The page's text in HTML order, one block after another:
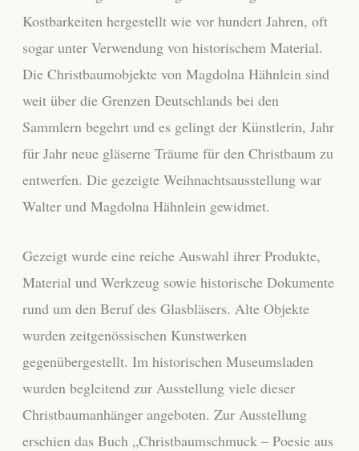
Kostbarkeiten hergestellt wie vor hundert Jahren, oft
sogar unter Verwendung von historischem Material.
Die Christbaumobjekte von Magdolna Hähnlein sind
weit über die Grenzen Deutschlands bei den
Sammlern begehrt und es gelingt der Künstlerin, Jahr
für Jahr neue gläserne Träume für den Christbaum zu
entwerfen. Die gezeigte Weihnachtsausstellung war
Walter und Magdolna Hähnlein gewidmet.
Gezeigt wurde eine reiche Auswahl ihrer Produkte,
Material und Werkzeug sowie historische Dokumente
rund um den Beruf des Glasbläsers. Alte Objekte
wurden zeitgenössischen Kunstwerken
gegenübergestellt. Im historischen Museumsladen
wurden begleitend zur Ausstellung viele dieser
Christbaumanhänger angeboten. Zur Ausstellung
erschien das Buch „Christbaumschmuck – Poesie aus